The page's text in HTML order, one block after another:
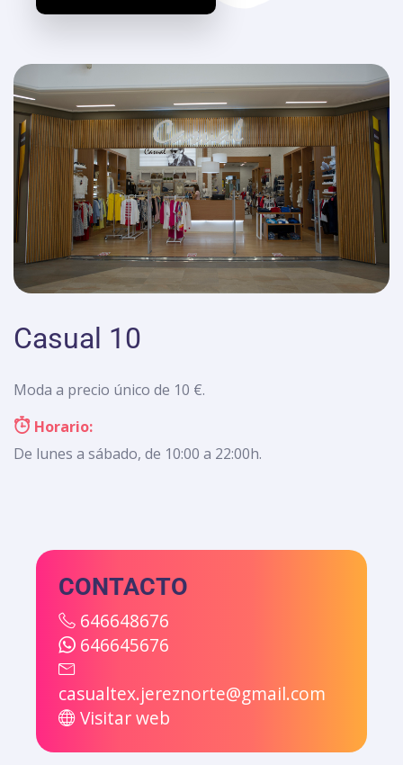
Casual 10
Moda a precio único de 10 €.
Horario:
De lunes a sábado, de 10:00 a 22:00h.
CONTACTO
646648676
646645676
casualtex.jereznorte@gmail.com
Visitar web